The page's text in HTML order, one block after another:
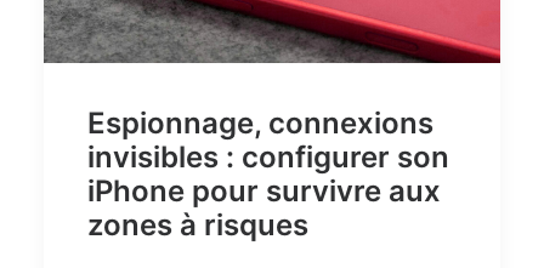
Espionnage, connexions
invisibles : configurer son
iPhone pour survivre aux
zones à risques